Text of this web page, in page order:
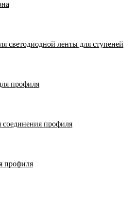
светодиодной ленты для ступеней
профиля
соединения профиля
профиля